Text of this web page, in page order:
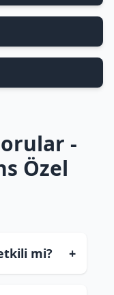
-
Özel
mi? +